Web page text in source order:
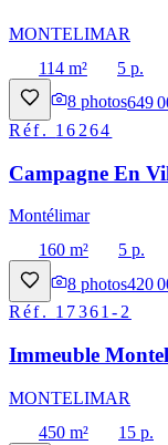
MONTELIMAR
114 m²
5 p.
8 photos649
Réf. 16264
Campagne En
Montélimar
160 m²
5 p.
8 photos420
Réf. 17361-2
Immeuble
MONTELIMAR
450 m²
15 p.